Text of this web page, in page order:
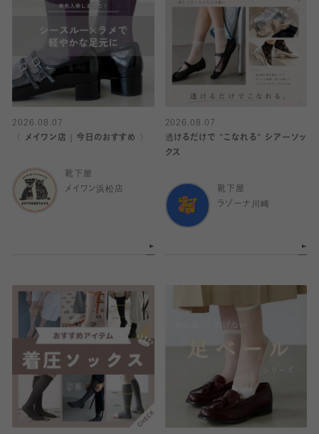
2026.08.07
〈 メイワン店｜今日のおすすめ 〉
靴下屋
メイワン浜松店
2026.08.07
透けるだけで "こなれる" シアーソッ
クス
靴下屋
ラゾーナ川崎